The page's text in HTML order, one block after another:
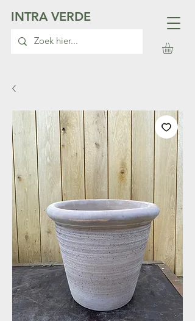
INTRA VERDE